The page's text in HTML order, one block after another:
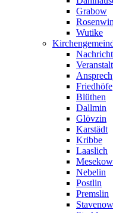
Grabow
Wutike
Friedhöfe
Blüthen
Dallmin
Glövzin
Karstädt
Kribbe
Laaslich
Mesekow
Nebelin
Postlin
Premslin
Stavenow